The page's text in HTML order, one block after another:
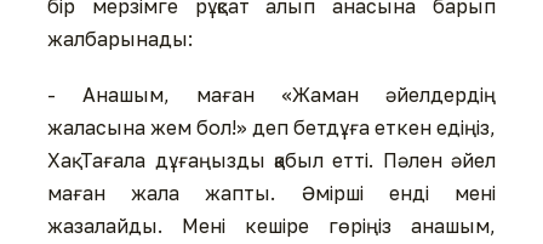
бір мерзімге рұқсат алып анасына барып
жалбарынады:
- Анашым, маған «Жаман әйелдердің
жаласына жем бол!» деп бетдұға еткен едіңіз,
Хақ Тағала дұғаңызды қабыл етті. Пәлен әйел
маған жала жапты. Әмірші енді мені
жазалайды. Мені кешіре гөріңіз анашым,